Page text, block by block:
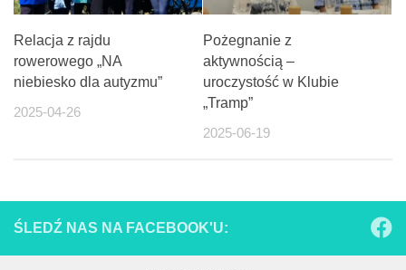
Relacja z rajdu
rowerowego „NA
niebiesko dla autyzmu”
2025-04-26
Pożegnanie z
aktywnością –
uroczystość w Klubie
„Tramp”
2025-06-19
ŚLEDŹ NAS NA FACEBOOK'U: